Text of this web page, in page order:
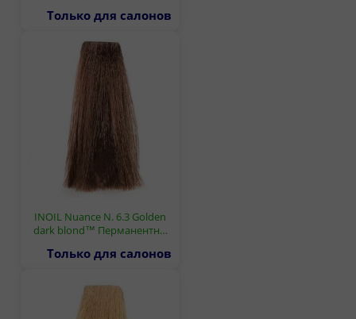
Только для салонов
INOIL Nuance N. 6.3 Golden
dark blond™ Перманентн…
Только для салонов